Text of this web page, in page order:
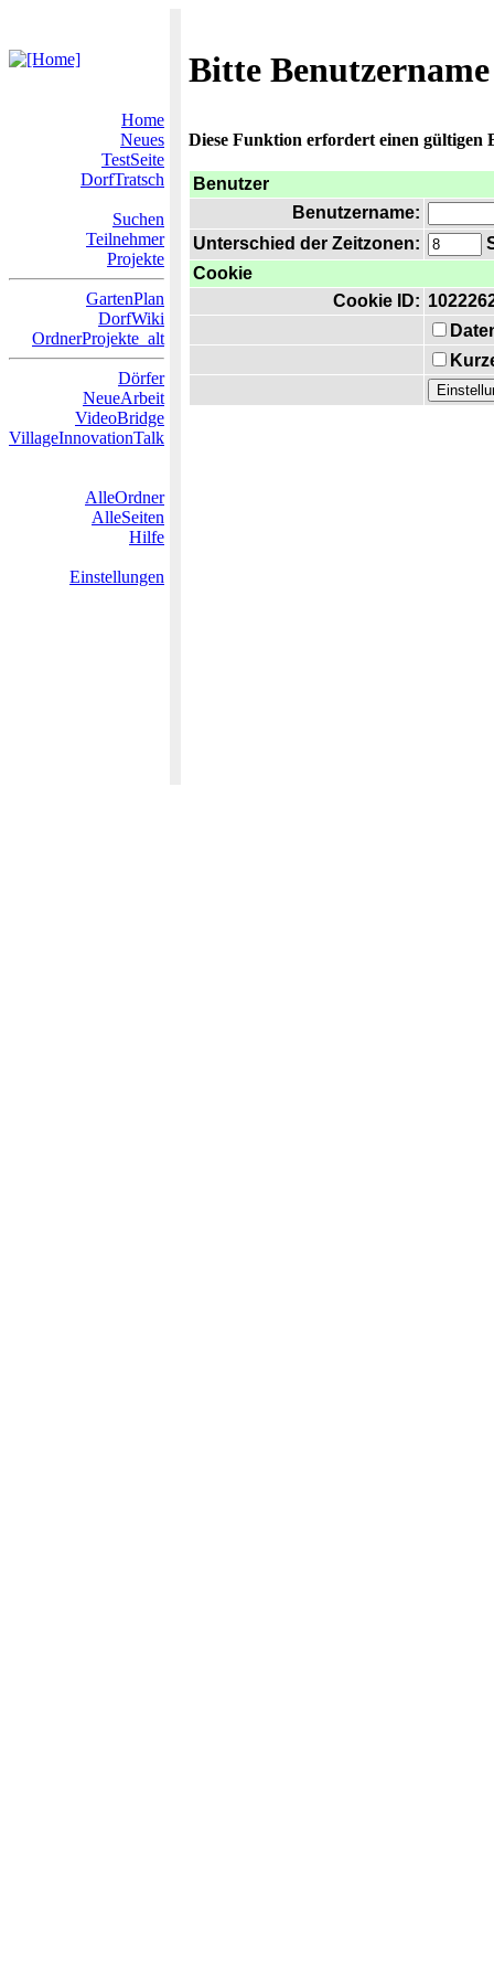
Bitte
Home
Neues
TestSeite
DorfTratsch
Suchen
Teilnehmer
Projekte
GartenPlan
DorfWiki
OrdnerProjekte_alt
Dörfer
NeueArbeit
VideoBridge
VillageInnovationTalk
AlleOrdner
AlleSeiten
Hilfe
Einstellungen
Diese Funktion erfordert einen gültigen
Benutzer
Benutzername:
Unterschied der Zeitzonen:
Cookie
Cookie ID: